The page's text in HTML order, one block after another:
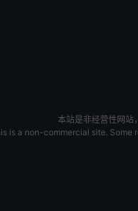
本站是非经营性网站
is a non-commercial site.